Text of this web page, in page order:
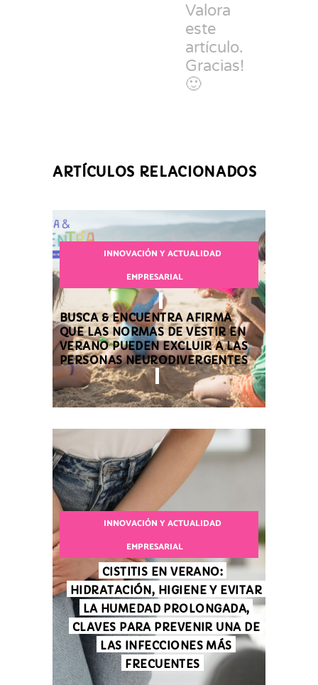
Valora
este
artículo.
Gracias!
🙂
ARTÍCULOS RELACIONADOS
INNOVACIÓN Y ACTUALIDAD
EMPRESARIAL
BUSCA & ENCUENTRA AFIRMA
QUE LAS NORMAS DE VESTIR EN
VERANO PUEDEN EXCLUIR A LAS
PERSONAS NEURODIVERGENTES
INNOVACIÓN Y ACTUALIDAD
EMPRESARIAL
CISTITIS EN VERANO:
HIDRATACIÓN, HIGIENE Y EVITAR
LA HUMEDAD PROLONGADA,
CLAVES PARA PREVENIR UNA DE
LAS INFECCIONES MÁS
FRECUENTES